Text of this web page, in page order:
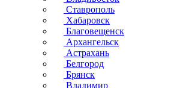
Ставрополь
Хабаровск
Благовещенск
Архангельск
Астрахань
Белгород
Брянск
Владимир